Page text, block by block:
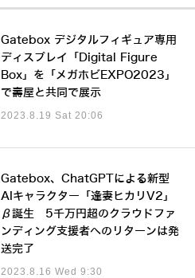
Gatebox デジタルフィギュア専用
ディスプレイ「Digital Figure
Box」を「メガホビEXPO2023」
で壽屋と共同で展示
2023.8.19 Sat 20:06
Gatebox、ChatGPTによる新型
AIキャラクター「逢妻ヒカリV2」
β誕生 5千万円超のクラウドファ
ンディング支援者へのリターンは発
送完了
2023.8.16 Wed 9:30